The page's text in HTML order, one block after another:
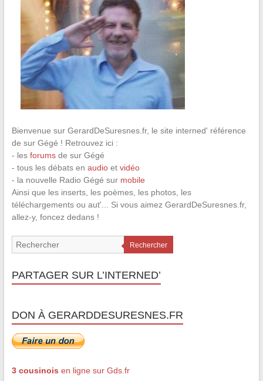
Bienvenue sur GerardDeSuresnes.fr, le site interned' référence
de sur Gégé ! Retrouvez ici :
- les forumsde sur Gégé
- tous les débats en audioet vidéo
- la nouvelle Radio Gégé sur mobile
Ainsi que les inserts, les poèmes, les photos, les
téléchargements ou aut'... Si vous aimez GerardDeSuresnes.fr,
allez-y, foncez dedans !
Rechercher
PARTAGER SUR L’INTERNED’
DON À GERARDDESURESNES.FR
3 cousinois en ligne sur Gds.fr